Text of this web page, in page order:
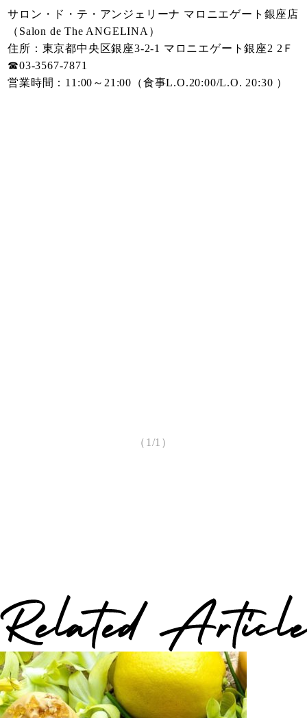
サロン・ド・テ・アンジェリーナ マロニエゲート銀座店
（Salon de The ANGELINA）
住所：東京都中央区銀座3-2-1 マロニエゲート銀座2 2Ｆ
☎︎03-3567-7871
営業時間：11:00～21:00（食事L.O.20:00/L.O. 20:30 ）
（1/1）